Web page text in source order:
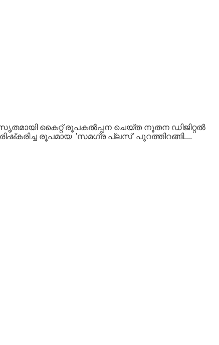
കൈറ്റ് രൂപകൽപ്പന ചെയ്ത നൂതന ഡിജിറ്റൽ
രൂപമായ 'സമഗ്ര പ്ലസ്' പുറത്തിറങ്ങി....